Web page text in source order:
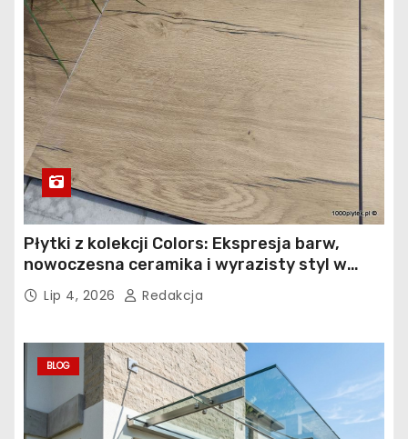
Płytki z kolekcji Colors: Ekspresja barw,
nowoczesna ceramika i wyrazisty styl w
łazience, kuchni i salonie
Lip 4, 2026 Redakcja
BLOG